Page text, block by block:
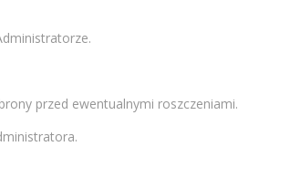
przed ewentualnymi roszczeniami.